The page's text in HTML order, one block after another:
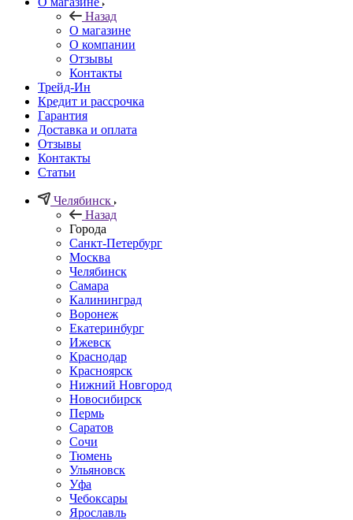
Назад
О магазине
О компании
Отзывы
Контакты
Трейд-Ин
Кредит и рассрочка
Гарантия
Доставка и оплата
Отзывы
Контакты
Статьи
Челябинск
Назад
Города
Санкт-Петербург
Москва
Челябинск
Самара
Калининград
Воронеж
Екатеринбург
Ижевск
Краснодар
Красноярск
Нижний Новгород
Новосибирск
Пермь
Саратов
Сочи
Тюмень
Ульяновск
Уфа
Чебоксары
Ярославль